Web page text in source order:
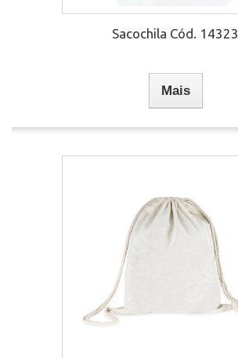
Sacochila Cód. 14323
Mais